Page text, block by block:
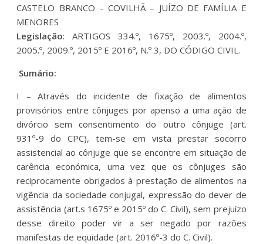
CASTELO BRANCO – COVILHÃ – JUÍZO DE FAMÍLIA E
MENORES
Legislação: ARTIGOS 334.º, 1675º, 2003.º, 2004.º,
2005.º, 2009.º, 2015º E 2016º, N.º 3, DO CÓDIGO CIVIL.
Sumário:
I – Através do incidente de fixação de alimentos
provisórios entre cônjuges por apenso a uma ação de
divórcio sem consentimento do outro cônjuge (art.
931º-9 do CPC), tem-se em vista prestar socorro
assistencial ao cônjuge que se encontre em situação de
carência económica, uma vez que os cônjuges são
reciprocamente obrigados à prestação de alimentos na
vigência da sociedade conjugal, expressão do dever de
assistência (art.s 1675º e 2015º do C. Civil), sem prejuízo
desse direito poder vir a ser negado por razões
manifestas de equidade (art. 2016º-3 do C. Civil).